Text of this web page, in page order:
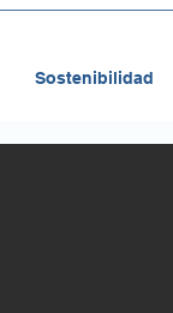
Sostenibilidad